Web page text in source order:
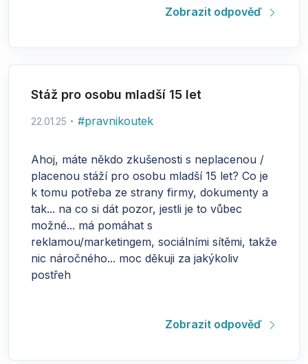
Zobrazit odpověď
Stáž pro osobu mladší 15 let
22.01.25 #pravnikoutek
Ahoj, máte někdo zkušenosti s neplacenou /
placenou stáží pro osobu mladší 15 let? Co je
k tomu potřeba ze strany firmy, dokumenty a
tak... na co si dát pozor, jestli je to vůbec
možné... má pomáhat s
reklamou/marketingem, sociálními sítěmi, takže
nic náročného... moc děkuji za jakýkoliv
postřeh
Zobrazit odpověď